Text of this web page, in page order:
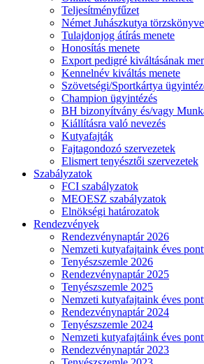
Teljesítményfűzet
Német Juhászkutya
Tulajdonjog átírás menete
Honosítás menete
Export pedigré kiváltásának
Kennelnév kiváltás menete
Szövetségi/Sportkártya
Champion ügyintézés
BH bizonyítvány és/vagy
Kiállításra való nevezés
Kutyafajták
Fajtagondozó szervezetek
Elismert tenyésztői szervezetek
Szabályzatok
FCI szabályzatok
MEOESZ szabályzatok
Elnökségi határozatok
Rendezvények
Rendezvénynaptár 2026
Nemzeti kutyafajtaink éves
Tenyészszemle 2026
Rendezvénynaptár 2025
Tenyészszemle 2025
Nemzeti kutyafajtaink éves
Rendezvénynaptár 2024
Tenyészszemle 2024
Nemzeti kutyafajtáink éves
Rendezvénynaptár 2023